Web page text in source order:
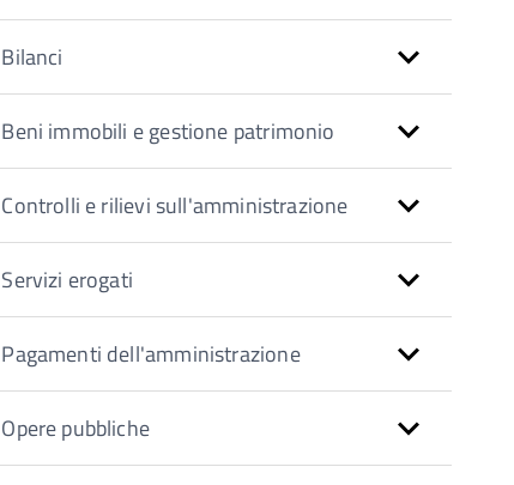
Bilanci
Beni immobili e gestione patrimonio
Controlli e rilievi sull'amministrazione
Servizi erogati
Pagamenti dell'amministrazione
Opere pubbliche